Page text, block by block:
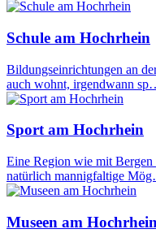
Schule am Hochrhein
Bildungseinrichtungen an
auch wohnt, irgendwann
Sport am Hochrhein
Eine Region wie mit Bergen
natürlich mannigfaltige
Museen am Hochrhein